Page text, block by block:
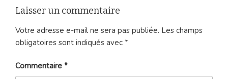
Laisser un commentaire
Votre adresse e-mail ne sera pas publiée. Les champs
obligatoires sont indiqués avec *
Commentaire *